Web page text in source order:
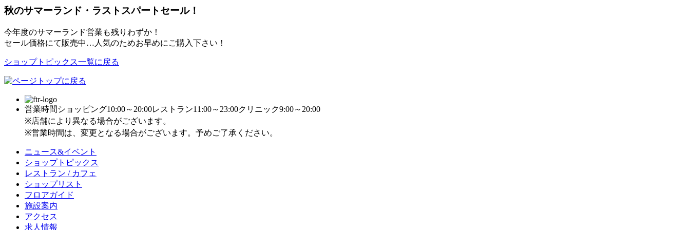
秋のサマーランド・ラストスパートセール！
今年度のサマーランド営業も残りわずか！
セール価格にて販売中…人気のためお早めにご購入下さい！
ショップトピックス一覧に戻る
営業時間 ショッピング10:00～20:00レストラン11:00～23:00クリニック9:00～20:00
※店舗により異なる場合がございます。
※営業時間は、変更となる場合がございます。予めご了承ください。
ニュース&イベント
ショップトピックス
レストラン / カフェ
ショップリスト
フロアガイド
施設案内
アクセス
求人情報